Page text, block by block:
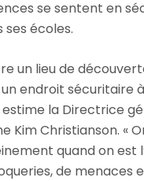
se sentent en
écoles.
un lieu de
endroit sécuritaire
la Directrice
Kim Christianson. «
quand on est
de menaces